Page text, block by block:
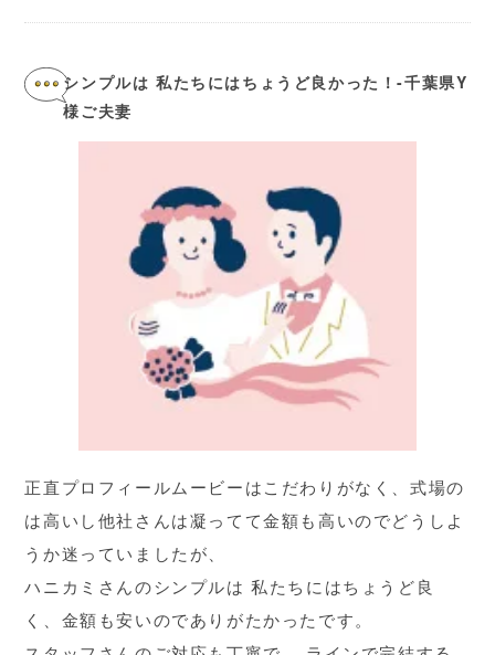
シンプルは 私たちにはちょうど良かった！-千葉県Y
様ご夫妻
正直プロフィールムービーはこだわりがなく、式場の
は高いし他社さんは凝ってて金額も高いのでどうしよ
うか迷っていましたが、
ハニカミさんのシンプルは 私たちにはちょうど良
く、金額も安いのでありがたかったです。